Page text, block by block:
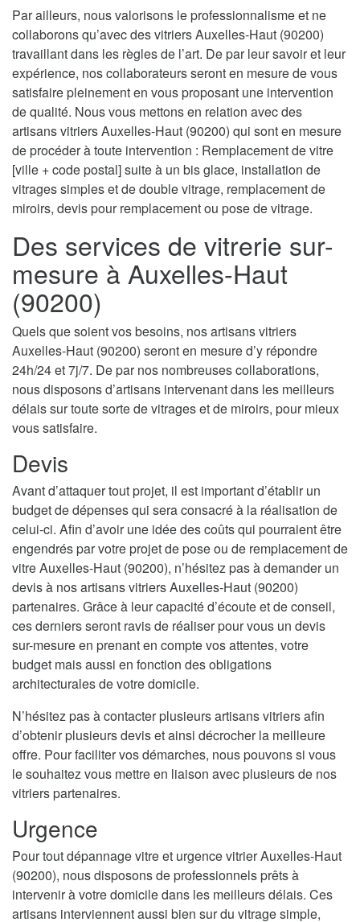
Par ailleurs, nous valorisons le professionnalisme et ne
collaborons qu’avec des vitriers Auxelles-Haut (90200)
travaillant dans les règles de l’art. De par leur savoir et leur
expérience, nos collaborateurs seront en mesure de vous
satisfaire pleinement en vous proposant une intervention
de qualité. Nous vous mettons en relation avec des
artisans vitriers Auxelles-Haut (90200) qui sont en mesure
de procéder à toute intervention : Remplacement de vitre
[ville + code postal] suite à un bis glace, installation de
vitrages simples et de double vitrage, remplacement de
miroirs, devis pour remplacement ou pose de vitrage.
Des services de vitrerie sur-
mesure à Auxelles-Haut
(90200)
Quels que soient vos besoins, nos artisans vitriers
Auxelles-Haut (90200) seront en mesure d’y répondre
24h/24 et 7j/7. De par nos nombreuses collaborations,
nous disposons d’artisans intervenant dans les meilleurs
délais sur toute sorte de vitrages et de miroirs, pour mieux
vous satisfaire.
Devis
Avant d’attaquer tout projet, il est important d’établir un
budget de dépenses qui sera consacré à la réalisation de
celui-ci. Afin d’avoir une idée des coûts qui pourraient être
engendrés par votre projet de pose ou de remplacement de
vitre Auxelles-Haut (90200), n’hésitez pas à demander un
devis à nos artisans vitriers Auxelles-Haut (90200)
partenaires. Grâce à leur capacité d’écoute et de conseil,
ces derniers seront ravis de réaliser pour vous un devis
sur-mesure en prenant en compte vos attentes, votre
budget mais aussi en fonction des obligations
architecturales de votre domicile.
N’hésitez pas à contacter plusieurs artisans vitriers afin
d’obtenir plusieurs devis et ainsi décrocher la meilleure
offre. Pour faciliter vos démarches, nous pouvons si vous
le souhaitez vous mettre en liaison avec plusieurs de nos
vitriers partenaires.
Urgence
Pour tout dépannage vitre et urgence vitrier Auxelles-Haut
(90200), nous disposons de professionnels prêts à
intervenir à votre domicile dans les meilleurs délais. Ces
artisans interviennent aussi bien sur du vitrage simple,